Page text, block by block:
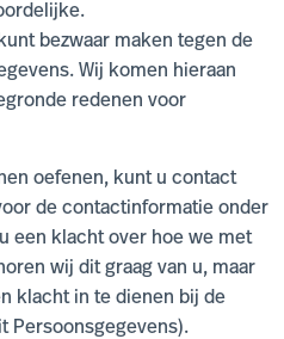
bezwaar maken tegen de
Wij komen hieraan
redenen voor
oefenen, kunt u contact
de contactinformatie onder
een klacht over hoe we met
wij dit graag van u, maar
klacht in te dienen bij de
Persoonsgegevens).